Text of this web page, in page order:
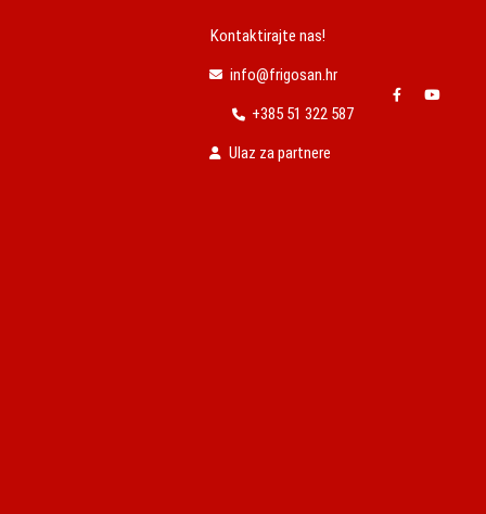
Kontaktirajte nas!
info@frigosan.hr
+385 51 322 587
Ulaz za partnere